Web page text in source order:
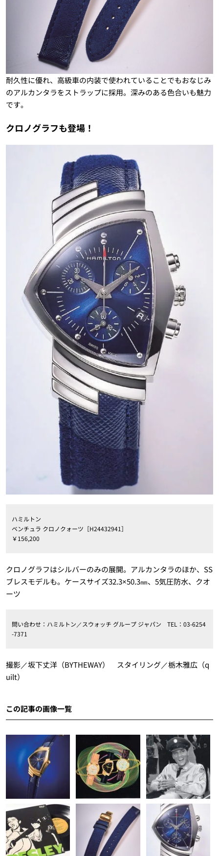
耐久性に優れ、高級車の内装で使われていることでもおなじみ
のアルカンタラをストラップに採用。深みのある色合いも魅力
です。
クロノグラフも登場！
ハミルトン
ベンチュラ クロノクォーツ［H24432941］
￥156,200
クロノグラフはシルバーのみの展開。アルカンタラのほか、SS
ブレスモデルも。ケースサイズ32.3×50.3㎜、5気圧防水、クオ
ーツ
問い合わせ：ハミルトン／スウォッチ グループ ジャパン TEL：03-6254
-7371
撮影／坂下丈洋（BYTHEWAY） スタイリング／栃木雅広（q
uilt）
この記事の画像一覧